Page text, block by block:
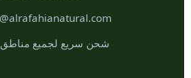
شحن سريع لجميع مناطق